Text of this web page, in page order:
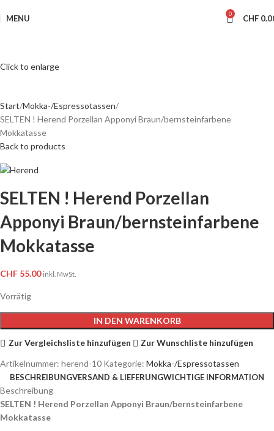
MENU 0 CHF
Click to enlarge
Start Mokka-/Espressotassen
SELTEN ! Herend Porzellan Apponyi Braun/bernsteinfarbene
Mokkatasse
Back to products
SELTEN ! Herend Porzellan
Apponyi Braun/bernsteinfarbene
Mokkatasse
CHF 55.00 inkl. MwSt.
Vorrätig
IN DEN WARENKORB
Zur Vergleichsliste hinzufügen
Zur Wunschliste hinzufügen
Artikelnummer: herend-10 Kategorie: Mokka-/Espressotassen
BESCHREIBUNGVERSAND & LIEFERUNGWICHTIGE INFORMATION
Beschreibung
SELTEN ! Herend Porzellan Apponyi Braun/bernsteinfarbene
Mokkatasse